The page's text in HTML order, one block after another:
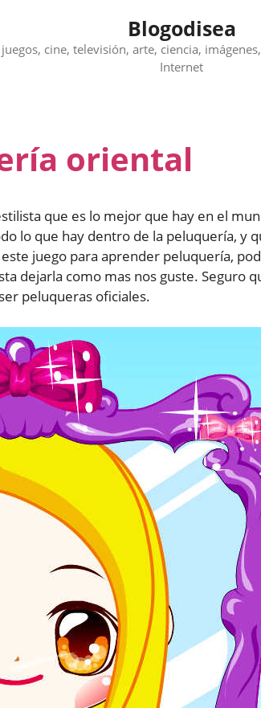
Blogodisea
cine, televisión, arte, ciencia,
Internet
oriental
que es lo mejor que hay en el
lo que hay dentro de la peluquería, y
juego para aprender peluquería,
dejarla como mas nos guste. Seguro
peluqueras oficiales.